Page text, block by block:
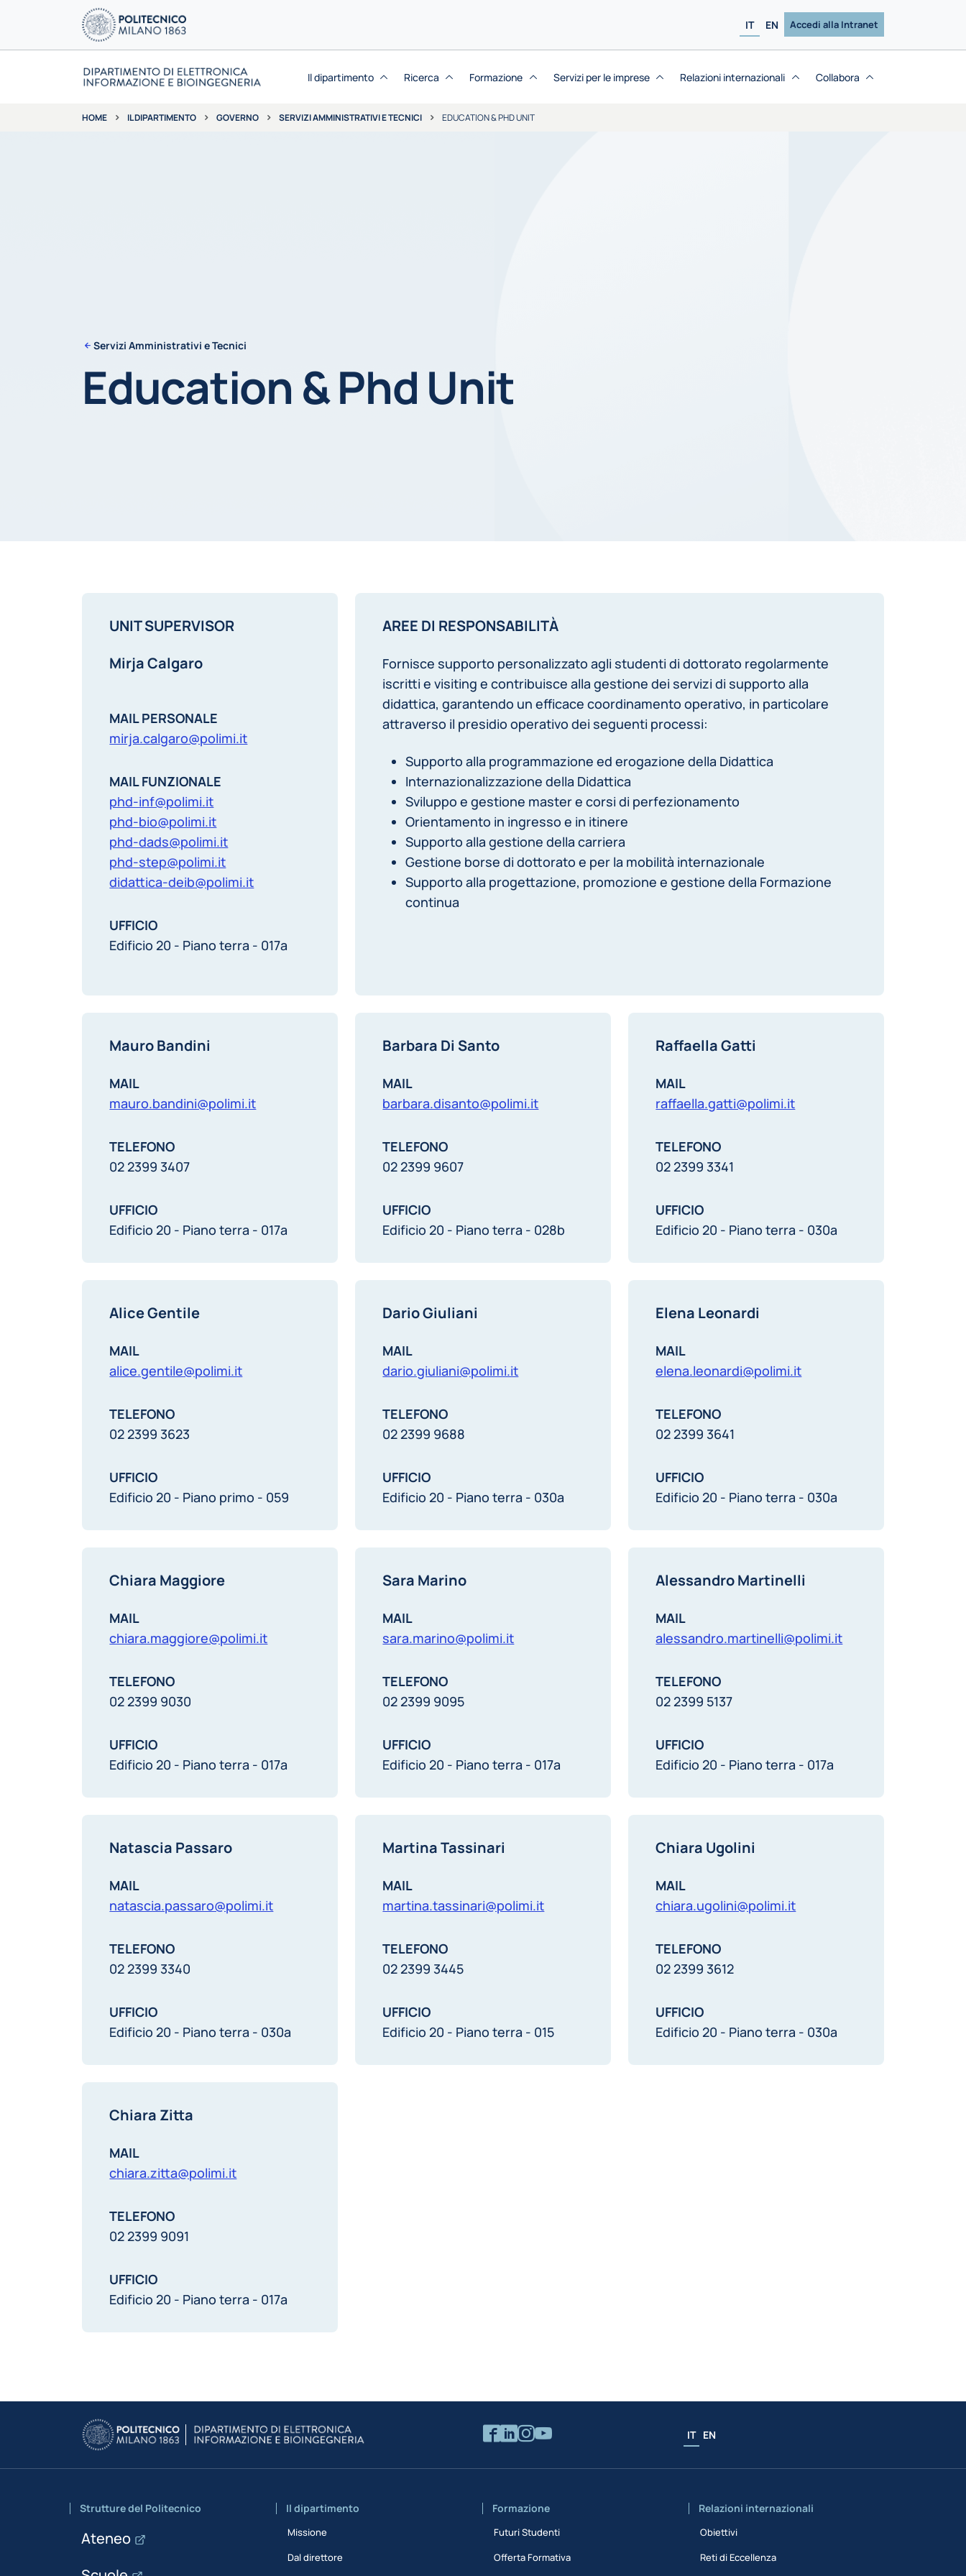
IT EN Accedi alla Intranet
Il dipartimento Ricerca Formazione Servizi per le imprese Relazioni internazionali Collabora
HOME IL DIPARTIMENTO GOVERNO SERVIZI AMMINISTRATIVI E TECNICI EDUCATION & PHD UNIT
Servizi Amministrativi e Tecnici
Education & Phd Unit
UNIT SUPERVISOR
Mirja Calgaro
MAIL PERSONALE
mirja.calgaro@polimi.it
MAIL FUNZIONALE
phd-inf@polimi.it
phd-bio@polimi.it
phd-dads@polimi.it
phd-step@polimi.it
didattica-deib@polimi.it
UFFICIO
Edificio 20 - Piano terra - 017a
AREE DI RESPONSABILITÀ
Fornisce supporto personalizzato agli studenti di dottorato regolarmente
iscritti e visiting e contribuisce alla gestione dei servizi di supporto alla
didattica, garantendo un efficace coordinamento operativo, in particolare
attraverso il presidio operativo dei seguenti processi:
Supporto alla programmazione ed erogazione della Didattica
Internazionalizzazione della Didattica
Sviluppo e gestione master e corsi di perfezionamento
Orientamento in ingresso e in itinere
Supporto alla gestione della carriera
Gestione borse di dottorato e per la mobilità internazionale
Supporto alla progettazione, promozione e gestione della Formazione
continua
Mauro Bandini
MAIL
mauro.bandini@polimi.it
TELEFONO
02 2399 3407
UFFICIO
Edificio 20 - Piano terra - 017a
Barbara Di Santo
MAIL
barbara.disanto@polimi.it
TELEFONO
02 2399 9607
UFFICIO
Edificio 20 - Piano terra - 028b
Raffaella Gatti
MAIL
raffaella.gatti@polimi.it
TELEFONO
02 2399 3341
UFFICIO
Edificio 20 - Piano terra - 030a
Alice Gentile
MAIL
alice.gentile@polimi.it
TELEFONO
02 2399 3623
UFFICIO
Edificio 20 - Piano primo - 059
Dario Giuliani
MAIL
dario.giuliani@polimi.it
TELEFONO
02 2399 9688
UFFICIO
Edificio 20 - Piano terra - 030a
Elena Leonardi
MAIL
elena.leonardi@polimi.it
TELEFONO
02 2399 3641
UFFICIO
Edificio 20 - Piano terra - 030a
Chiara Maggiore
MAIL
chiara.maggiore@polimi.it
TELEFONO
02 2399 9030
UFFICIO
Edificio 20 - Piano terra - 017a
Sara Marino
MAIL
sara.marino@polimi.it
TELEFONO
02 2399 9095
UFFICIO
Edificio 20 - Piano terra - 017a
Alessandro Martinelli
MAIL
alessandro.martinelli@polimi.it
TELEFONO
02 2399 5137
UFFICIO
Edificio 20 - Piano terra - 017a
Natascia Passaro
MAIL
natascia.passaro@polimi.it
TELEFONO
02 2399 3340
UFFICIO
Edificio 20 - Piano terra - 030a
Martina Tassinari
MAIL
martina.tassinari@polimi.it
TELEFONO
02 2399 3445
UFFICIO
Edificio 20 - Piano terra - 015
Chiara Ugolini
MAIL
chiara.ugolini@polimi.it
TELEFONO
02 2399 3612
UFFICIO
Edificio 20 - Piano terra - 030a
Chiara Zitta
MAIL
chiara.zitta@polimi.it
TELEFONO
02 2399 9091
UFFICIO
Edificio 20 - Piano terra - 017a
IT EN
Strutture del Politecnico
Ateneo
Il dipartimento
Missione
Dal direttore
Formazione
Futuri Studenti
Offerta Formativa
Relazioni internazionali
Obiettivi
Reti di Eccellenza